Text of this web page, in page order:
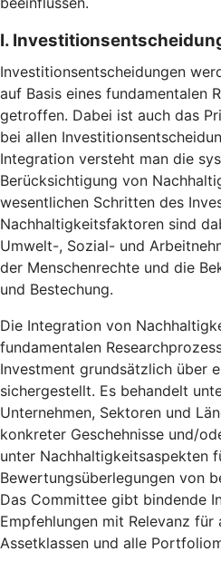
I.
Investitionsentscheidungen
auf Basis eines fundamentalen
getroffen. Dabei ist auch das
bei allen
Integration versteht man die
Berücksichtigung von
wesentlichen Schritten des
Nachhaltigkeitsfaktoren sind
Umwelt-, Sozial- und
der Menschenrechte und die
und Bestechung.
Die Integration von
fundamentalen
Investment grundsätzlich über
sichergestellt. Es behandelt
Unternehmen, Sektoren und
konkreter Geschehnisse und/
unter Nachhaltigkeitsaspekten
Bewertungsüberlegungen von
Das Committee gibt bindende
Empfehlungen mit Relevanz
Assetklassen und alle